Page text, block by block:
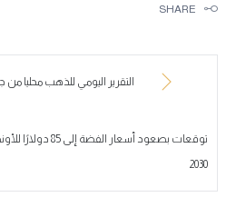
SHARE
التقرير اليومي للذهب محليا من جولد
توقعات بصعود أسعار
2030